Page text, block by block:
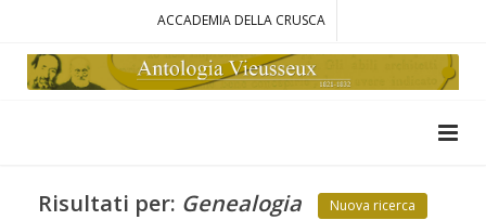
ACCADEMIA DELLA CRUSCA
Risultati per: Genealogia Nuova ricerca